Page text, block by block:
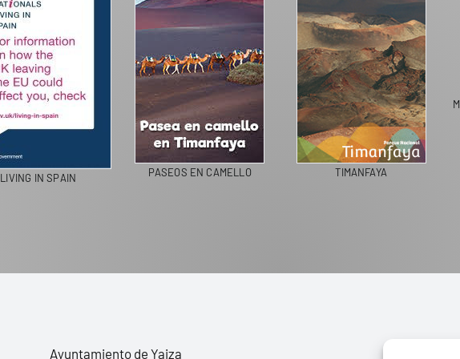
LIVING IN SPAIN PASEOS EN CAMELLO TIMANFAYA
Ayuntamiento de Yaiza